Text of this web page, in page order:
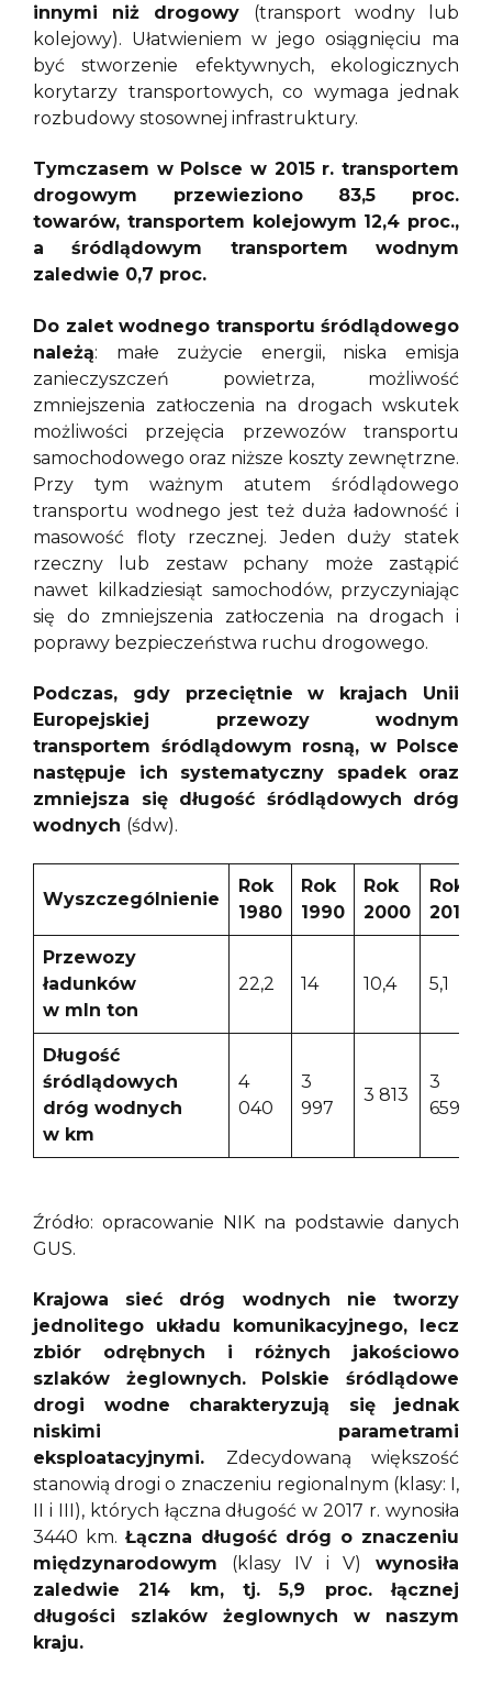
innymi niż drogowy (transport wodny lub
kolejowy). Ułatwieniem w jego osiągnięciu ma
być stworzenie efektywnych, ekologicznych
korytarzy transportowych, co wymaga jednak
rozbudowy stosownej infrastruktury.
Tymczasem w Polsce w 2015 r. transportem
drogowym przewieziono 83,5 proc.
towarów, transportem kolejowym 12,4 proc.,
a śródlądowym transportem wodnym
zaledwie 0,7 proc.
Do zalet wodnego transportu śródlądowego
należą: małe zużycie energii, niska emisja
zanieczyszczeń powietrza, możliwość
zmniejszenia zatłoczenia na drogach wskutek
możliwości przejęcia przewozów transportu
samochodowego oraz niższe koszty zewnętrzne.
Przy tym ważnym atutem śródlądowego
transportu wodnego jest też duża ładowność i
masowość floty rzecznej. Jeden duży statek
rzeczny lub zestaw pchany może zastąpić
nawet kilkadziesiąt samochodów, przyczyniając
się do zmniejszenia zatłoczenia na drogach i
poprawy bezpieczeństwa ruchu drogowego.
Podczas, gdy przeciętnie w krajach Unii
Europejskiej przewozy wodnym
transportem śródlądowym rosną, w Polsce
następuje ich systematyczny spadek oraz
zmniejsza się długość śródlądowych dróg
wodnych (śdw).
Wyszczególnienie
Rok
1980
Rok
1990
Rok
2000
Rok
2010
Przewozy
ładunków
w mln ton
22,2 14 10,4 5,1
Długość
śródlądowych
dróg wodnych
w km
4
040
3
997
3 813
3
659
Źródło: opracowanie NIK na podstawie danych
GUS.
Krajowa sieć dróg wodnych nie tworzy
jednolitego układu komunikacyjnego, lecz
zbiór odrębnych i różnych jakościowo
szlaków żeglownych. Polskie śródlądowe
drogi wodne charakteryzują się jednak
niskimi parametrami
eksploatacyjnymi. Zdecydowaną większość
stanowią drogi o znaczeniu regionalnym (klasy: I,
II i III), których łączna długość w 2017 r. wynosiła
3440 km. Łączna długość dróg o znaczeniu
międzynarodowym (klasy IV i V) wynosiła
zaledwie 214 km, tj. 5,9 proc. łącznej
długości szlaków żeglownych w naszym
kraju.